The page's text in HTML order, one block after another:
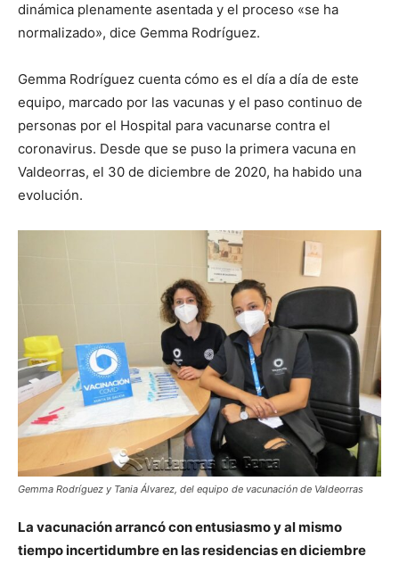
dinámica plenamente asentada y el proceso «se ha
normalizado», dice Gemma Rodríguez.
Gemma Rodríguez cuenta cómo es el día a día de este
equipo, marcado por las vacunas y el paso continuo de
personas por el Hospital para vacunarse contra el
coronavirus. Desde que se puso la primera vacuna en
Valdeorras, el 30 de diciembre de 2020, ha habido una
evolución.
Gemma Rodríguez y Tania Álvarez, del equipo de vacunación de Valdeorras
La vacunación arrancó con entusiasmo y al mismo
tiempo incertidumbre en las residencias en diciembre